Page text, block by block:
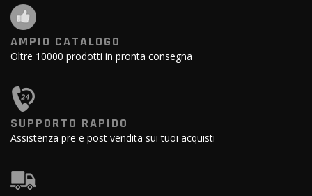
AMPIO CATALOGO
Oltre 10000 prodotti in pronta consegna
SUPPORTO RAPIDO
Assistenza pre e post vendita sui tuoi acquisti